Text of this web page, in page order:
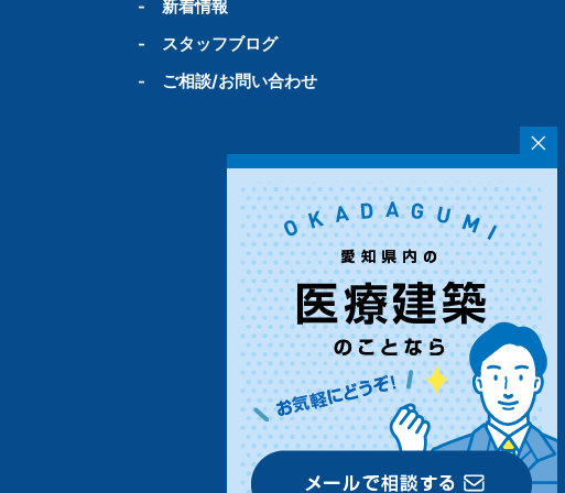
- 新着情報
- スタッフブログ
- ご相談/お問い合わせ